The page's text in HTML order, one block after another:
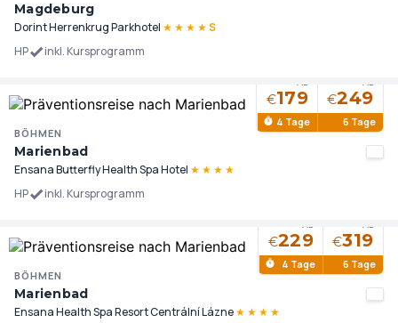
Magdeburg
Dorint Herrenkrug Parkhotel ★ ★ ★ ★S
HP
inkl. Kursprogramm
€179
4 Tage
€249
6 Tage
BÖHMEN
Marienbad
Ensana Butterfly Health Spa Hotel ★ ★ ★ ★
HP
inkl. Kursprogramm
€229
4 Tage
€319
6 Tage
BÖHMEN
Marienbad
Ensana Health Spa Resort Centrální Lázne★ ★ ★ ★